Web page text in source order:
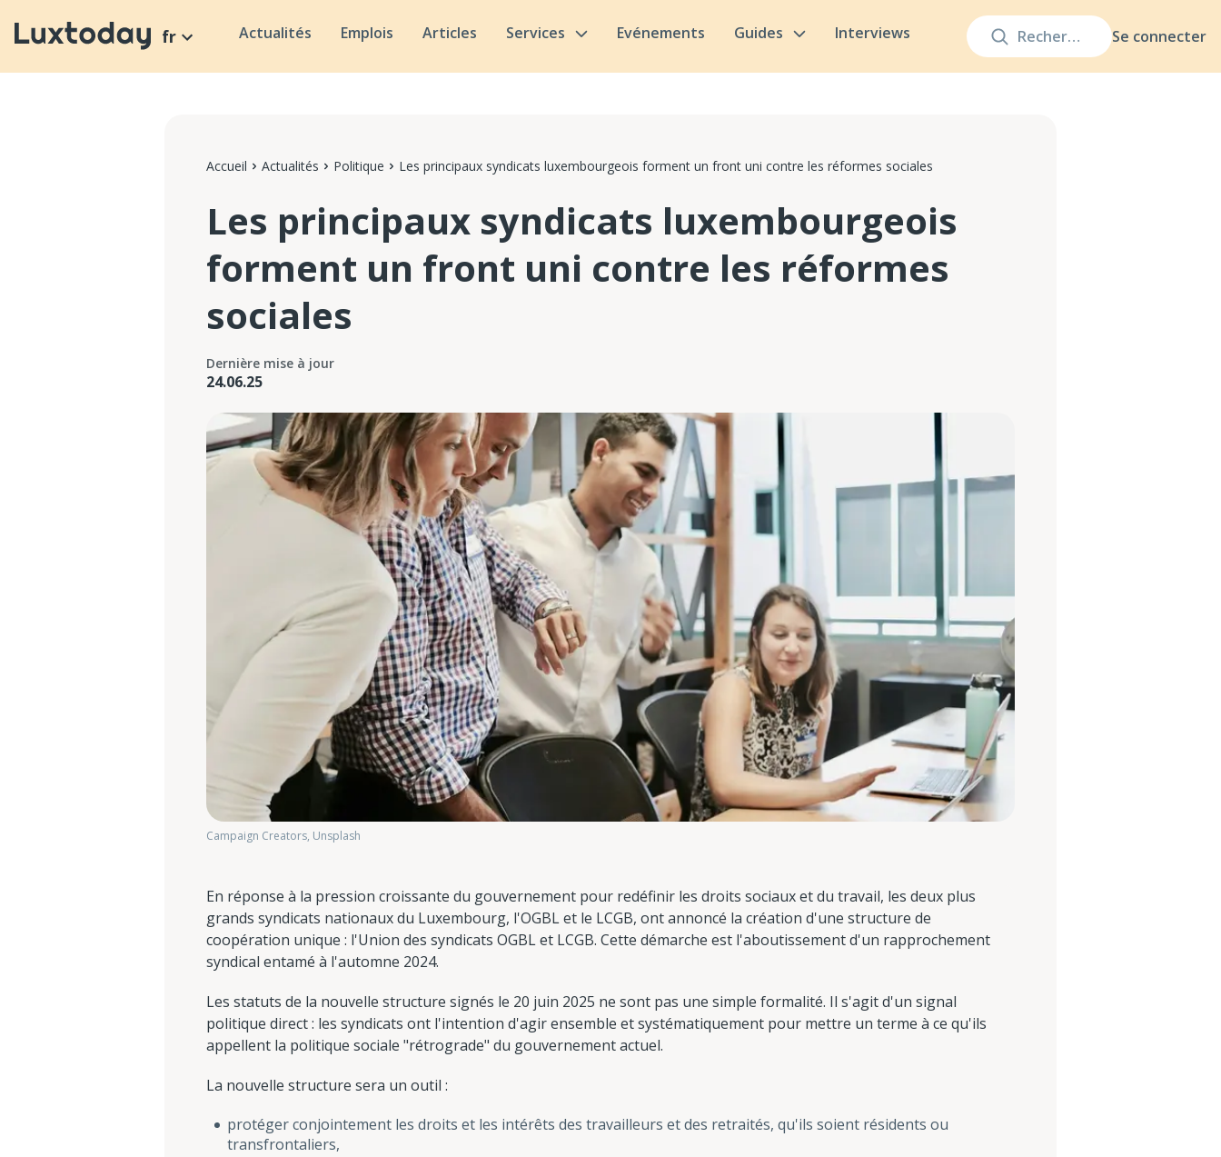
Se connecter
fr Actualités Emplois Articles Services Evénements Guides Interviews
Accueil Actualités Politique Les principaux syndicats luxembourgeois forment un front uni contre les réformes sociales
Les principaux syndicats luxembourgeois
forment un front uni contre les réformes
sociales
Dernière mise à jour
24.06.25
Campaign Creators, Unsplash
En réponse à la pression croissante du gouvernement pour redéfinir les droits sociaux et du travail, les deux plus
grands syndicats nationaux du Luxembourg, l'OGBL et le LCGB, ont annoncé la création d'une structure de
coopération unique : l'Union des syndicats OGBL et LCGB. Cette démarche est l'aboutissement d'un rapprochement
syndical entamé à l'automne 2024.
Les statuts de la nouvelle structure signés le 20 juin 2025 ne sont pas une simple formalité. Il s'agit d'un signal
politique direct : les syndicats ont l'intention d'agir ensemble et systématiquement pour mettre un terme à ce qu'ils
appellent la politique sociale "rétrograde" du gouvernement actuel.
La nouvelle structure sera un outil :
protéger conjointement les droits et les intérêts des travailleurs et des retraités, qu'ils soient résidents ou
transfrontaliers,